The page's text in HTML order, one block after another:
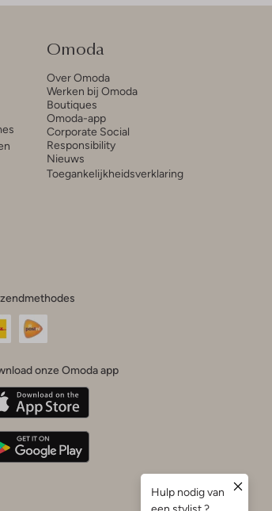
Omoda
Over Omoda
Werken bij Omoda
Boutiques
Omoda-app
Corporate Social
Responsibility
Nieuws
Toegankelijkheidsverklaring
onze Omoda app